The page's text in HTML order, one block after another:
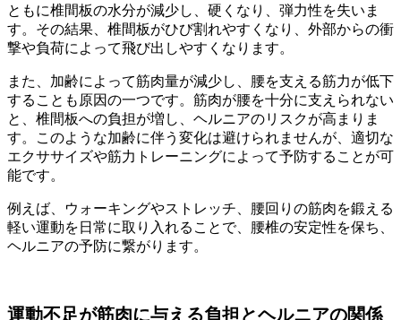
ともに椎間板の水分が減少し、硬くなり、弾力性を失いま
す。その結果、椎間板がひび割れやすくなり、外部からの衝
撃や負荷によって飛び出しやすくなります。
また、加齢によって筋肉量が減少し、腰を支える筋力が低下
することも原因の一つです。筋肉が腰を十分に支えられない
と、椎間板への負担が増し、ヘルニアのリスクが高まりま
す。このような加齢に伴う変化は避けられませんが、適切な
エクササイズや筋力トレーニングによって予防することが可
能です。
例えば、ウォーキングやストレッチ、腰回りの筋肉を鍛える
軽い運動を日常に取り入れることで、腰椎の安定性を保ち、
ヘルニアの予防に繋がります。
運動不足が筋肉に与える負担とヘルニアの関係